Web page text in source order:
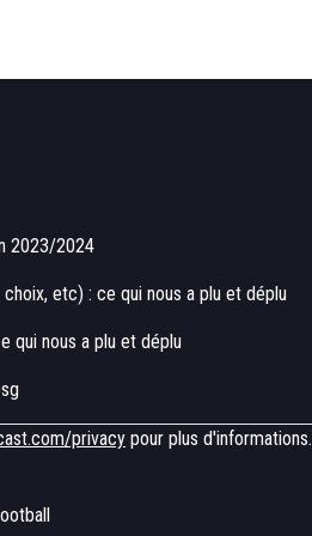
2023/2024
etc) : ce qui nous a plu et déplu
qui nous a plu et déplu
privacy pour plus d'informations.